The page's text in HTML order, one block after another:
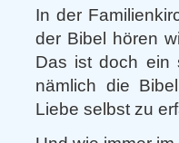
In der
der Bibel hören
Das ist doch ein
nämlich die
Liebe selbst zu